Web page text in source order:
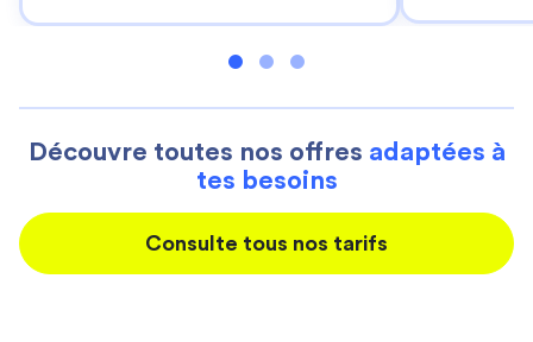
Découvre toutes nos offres adaptées à
tes besoins
Consulte tous nos tarifs